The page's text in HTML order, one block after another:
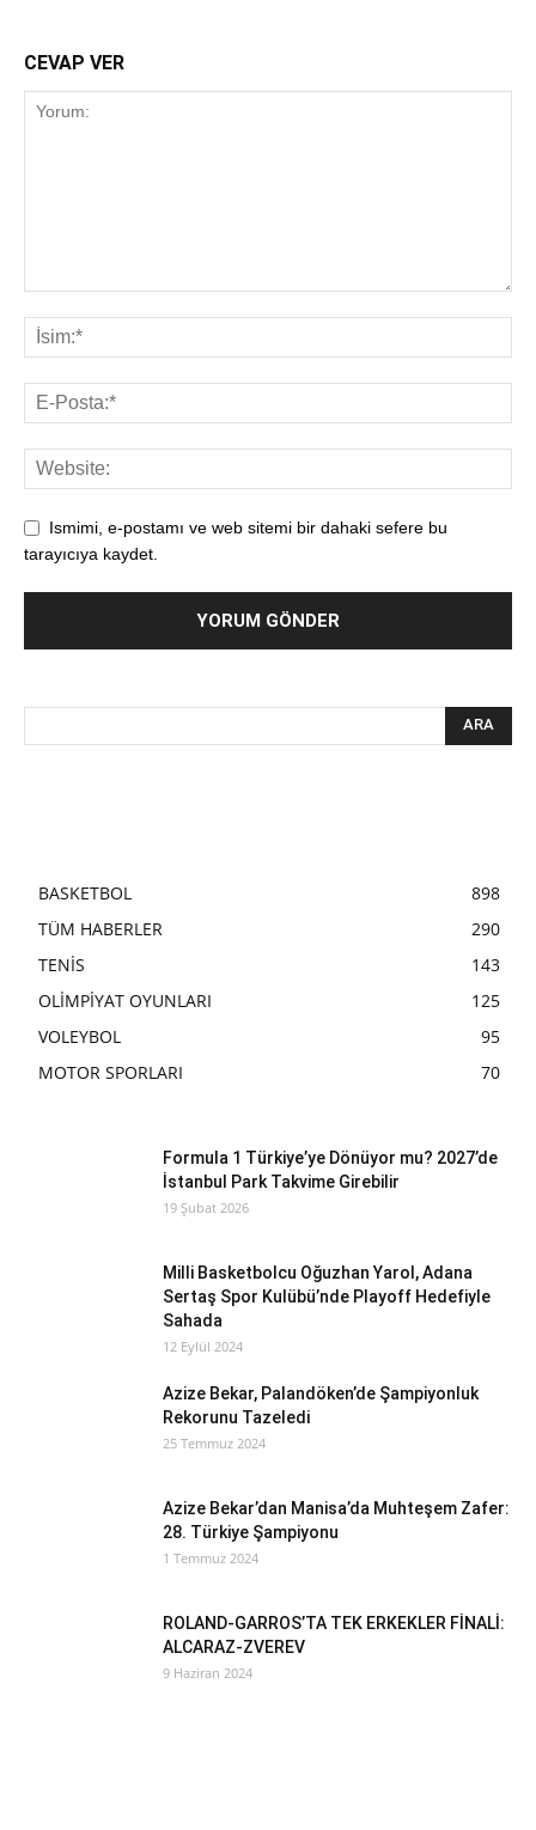
CEVAP VER
Ismimi, e-postamı ve web sitemi bir dahaki sefere bu
tarayıcıya kaydet.
BASKETBOL
898
TÜM HABERLER
290
TENİS
143
OLİMPİYAT OYUNLARI
125
VOLEYBOL
95
MOTOR SPORLARI
70
Formula 1 Türkiye’ye Dönüyor mu? 2027’de
İstanbul Park Takvime Girebilir
19 Şubat 2026
Milli Basketbolcu Oğuzhan Yarol, Adana
Sertaş Spor Kulübü’nde Playoff Hedefiyle
Sahada
12 Eylül 2024
Azize Bekar, Palandöken’de Şampiyonluk
Rekorunu Tazeledi
25 Temmuz 2024
Azize Bekar’dan Manisa’da Muhteşem Zafer:
28. Türkiye Şampiyonu
1 Temmuz 2024
ROLAND-GARROS’TA TEK ERKEKLER FİNALİ:
ALCARAZ-ZVEREV
9 Haziran 2024